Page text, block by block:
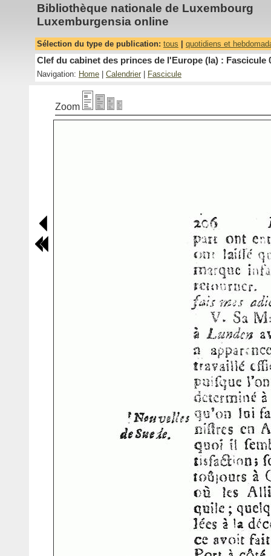
Bibliothèque nationale de Luxembourg
Luxemburgensia online
Sélection du type de publication: tous quotidiens et
Clef du cabinet des princes de l'Europe (la) : Fascicule
Navigation: Home Calendrier Fascicule
Zoom